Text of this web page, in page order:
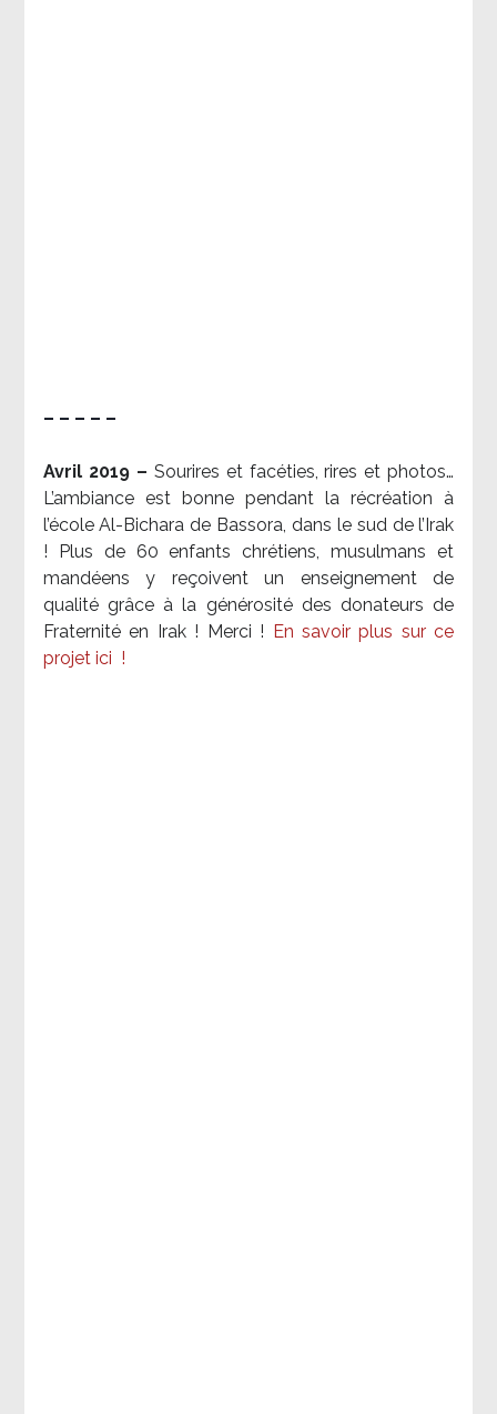
– – – – –
Avril 2019 – Sourires et facéties, rires et photos…
L’ambiance est bonne pendant la récréation à
l’école Al-Bichara de Bassora, dans le sud de l’Irak
! Plus de 60 enfants chrétiens, musulmans et
mandéens y reçoivent un enseignement de
qualité grâce à la générosité des donateurs de
Fraternité en Irak ! Merci !
En savoir plus sur ce
projet ici !